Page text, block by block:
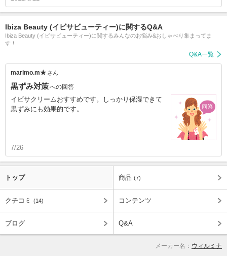
Ibiza Beauty (イビサビューティー)に関するQ&A
Ibiza Beauty (イビサビューティー)に関するみんなのお悩み&おしゃべり集まってま
す！
Q&A一覧
marimo.m★ さん
黒ずみ対策への回答
イビサクリームおすすめです。しっかり保湿できて
黒ずみにも効果的です。
7/26
トップ 商品 (7)
クチコミ (14) コンテンツ
ブログ Q&A
メーカー名： ウィルミナ